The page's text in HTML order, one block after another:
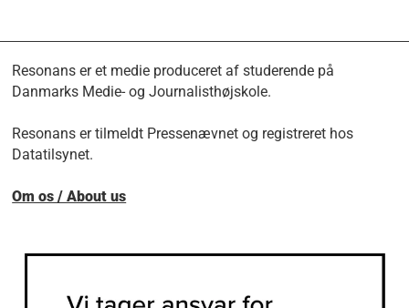
Resonans er et medie produceret af studerende på
Danmarks Medie- og Journalisthøjskole.
Resonans er tilmeldt Pressenævnet og registreret hos
Datatilsynet.
Om os / About us